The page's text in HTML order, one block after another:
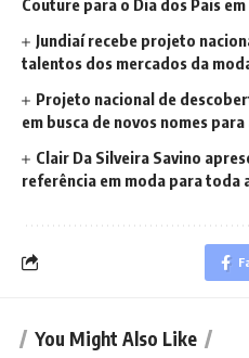
Couture para o Dia dos Pais
Jundiaí recebe projeto
talentos dos mercados da
Projeto nacional de
em busca de novos nomes
Clair Da Silveira Savino
referência em moda para toda
You Might Also Like